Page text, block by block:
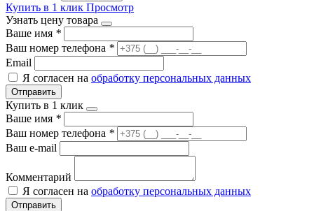
Купить в 1 клик Просмотр
Узнать цену товара
Ваше имя *
Ваш номер телефона *
Email
Я согласен на обработку персональных данных
Отправить
Купить в 1 клик
Ваше имя *
Ваш номер телефона *
Ваш e-mail
Комментарий
Я согласен на обработку персональных данных
Отправить